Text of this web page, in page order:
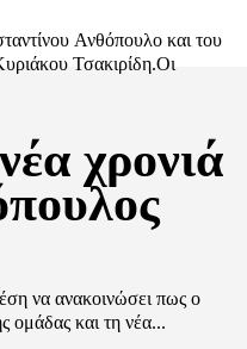
Ανθόπουλο και του
Τσακιρίδη.Οι
χρονιά
να ανακοινώσει πως ο
ομάδας και τη νέα...